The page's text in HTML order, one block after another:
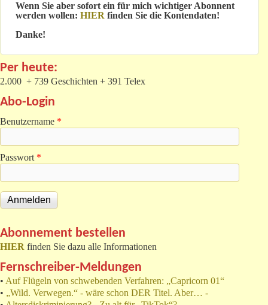
Wenn Sie aber sofort ein für mich wichtiger Abonnent
werden wollen: HIER finden Sie die Kontendaten!
Danke!
Per heute:
2.000 + 739 Geschichten + 391 Telex
Abo-Login
Benutzername *
Passwort *
Abonnement bestellen
HIER finden Sie dazu alle Informationen
Fernschreiber-Meldungen
• Auf Flügeln von schwebenden Verfahren: „Capricorn 01“
• „Wild. Verwegen.“ - wäre schon DER Titel. Aber… -